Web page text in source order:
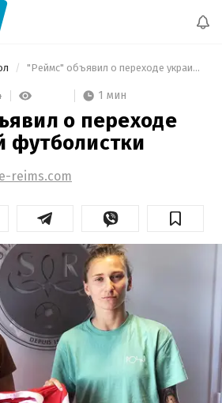
"Реймс" объявил о переходе украинской футболистки
1 мин
о переходе
футболистки
reims.com